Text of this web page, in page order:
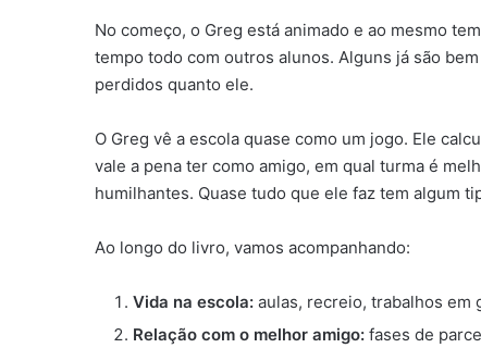
No começo, o Greg está animado e ao mesmo
tempo todo com outros alunos. Alguns já são
perdidos quanto ele.
O Greg vê a escola quase como um jogo. Ele
vale a pena ter como amigo, em qual turma é
humilhantes. Quase tudo que ele faz tem algum
Ao longo do livro, vamos acompanhando:
Vida na escola: aulas, recreio, trabalhos em
Relação com o melhor amigo: fases de